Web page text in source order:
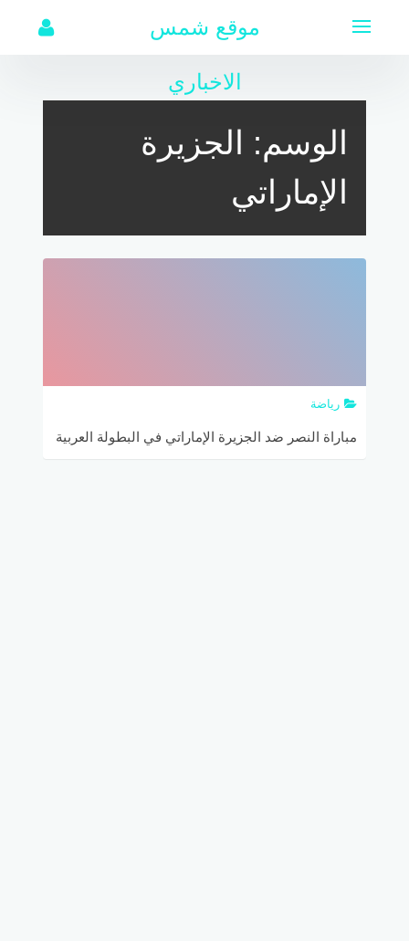
موقع شمس
الاخباري
الوسم:
الجزيرة
الإماراتي
رياضة
مباراة النصر ضد الجزيرة الإماراتي في البطولة العربية